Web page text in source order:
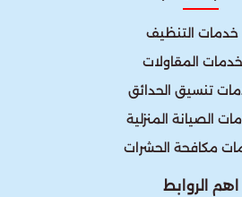
خدمات التنظيف
خدمات المقاولات
تنسيق الحدائق
الصيانة المنزلية
مكافحة الحشرات
اهم الروابط